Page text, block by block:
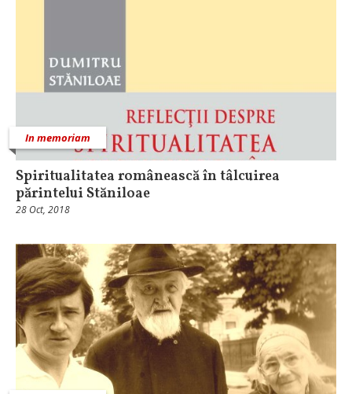
In memoriam
Spiritualitatea românească în tâlcuirea
părintelui Stăniloae
28 Oct, 2018